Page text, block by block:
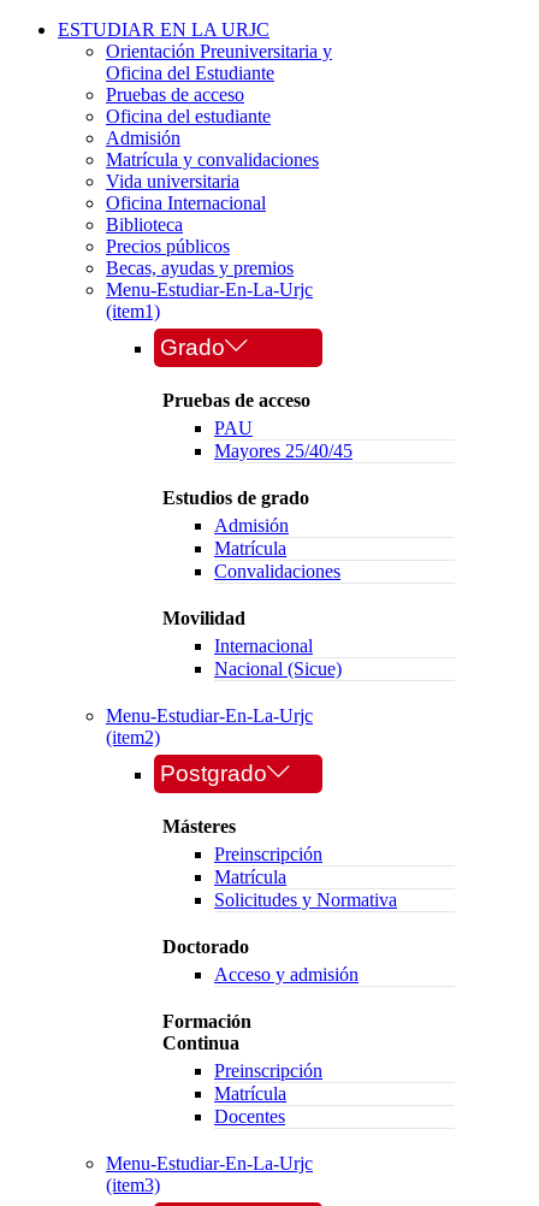
ESTUDIAR EN LA URJC
Orientación Preuniversitaria y
Oficina del Estudiante
Pruebas de acceso
Oficina del estudiante
Admisión
Matrícula y convalidaciones
Vida universitaria
Oficina Internacional
Biblioteca
Precios públicos
Becas, ayudas y premios
Menu-Estudiar-En-La-Urjc
(item1)
Grado
Pruebas de acceso
PAU
Mayores 25/40/45
Estudios de grado
Admisión
Matrícula
Convalidaciones
Movilidad
Internacional
Nacional (Sicue)
Menu-Estudiar-En-La-Urjc
(item2)
Postgrado
Másteres
Preinscripción
Matrícula
Solicitudes y Normativa
Doctorado
Acceso y admisión
Formación
Continua
Preinscripción
Matrícula
Docentes
Menu-Estudiar-En-La-Urjc
(item3)